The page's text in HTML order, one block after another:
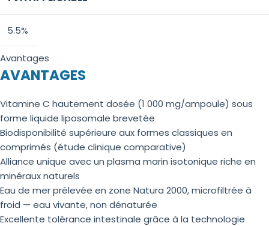
5.5%
Avantages
AVANTAGES
Vitamine C hautement dosée (1 000 mg/ampoule) sous
forme liquide liposomale brevetée
Biodisponibilité supérieure aux formes classiques en
comprimés (étude clinique comparative)
Alliance unique avec un plasma marin isotonique riche en
minéraux naturels
Eau de mer prélevée en zone Natura 2000, microfiltrée à
froid — eau vivante, non dénaturée
Excellente tolérance intestinale grâce à la technologie